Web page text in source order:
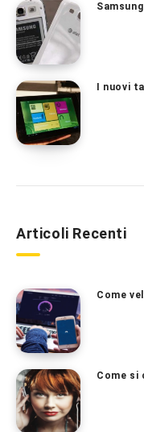
I nuovi
Articoli Recenti
Come
Come si